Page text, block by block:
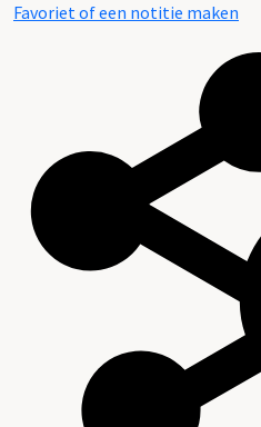
Aanwijzingen voor de
Favoriet of een notitie maken